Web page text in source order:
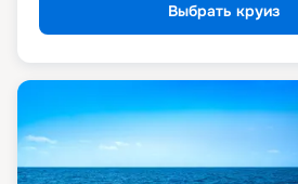
Выбрать круиз